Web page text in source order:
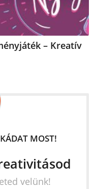
– Kreatív
MOST!
velünk!